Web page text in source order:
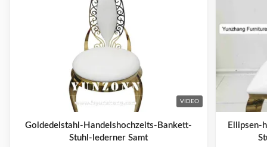
VIDEO
Goldedelstahl-Handelshochzeits-Bankett-
Stuhl-lederner Samt
Ellipsen-